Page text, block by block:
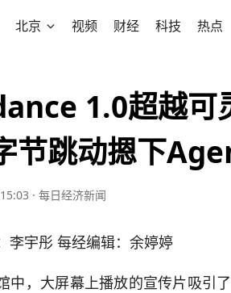
北京 视频 财经 科技 热点
1.0超越可
节跳动摁下
· 每日经济新闻
李宇彤 每经编辑：余婷婷
中，大屏幕上播放的宣传片吸引